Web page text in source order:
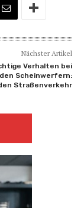
Nächster Artikel
Verhalten bei
Scheinwerfern:
Straßenverkehr